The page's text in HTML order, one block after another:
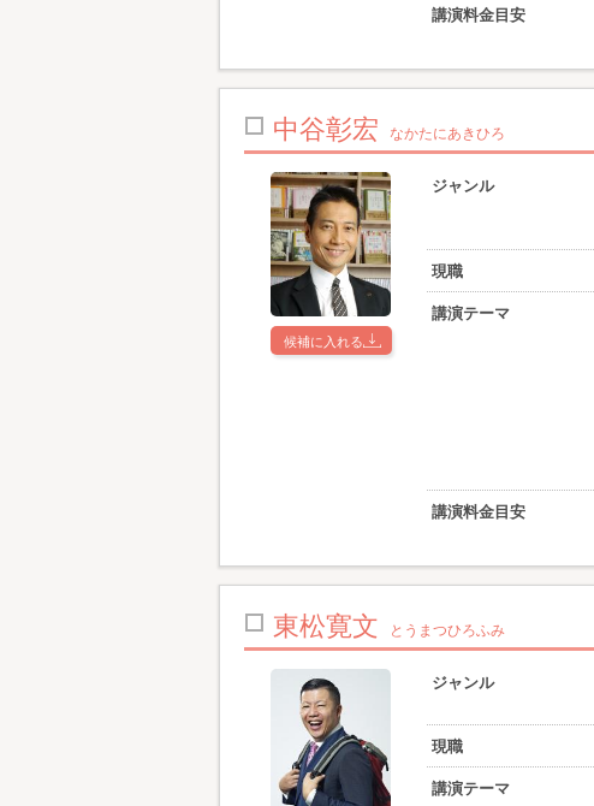
講演料金目安
中谷彰宏 なかたにあきひろ
候補に入れる
ジャンル
現職
講演テーマ
講演料金目安
東松寛文 とうまつひろふみ
ジャンル
現職
講演テーマ